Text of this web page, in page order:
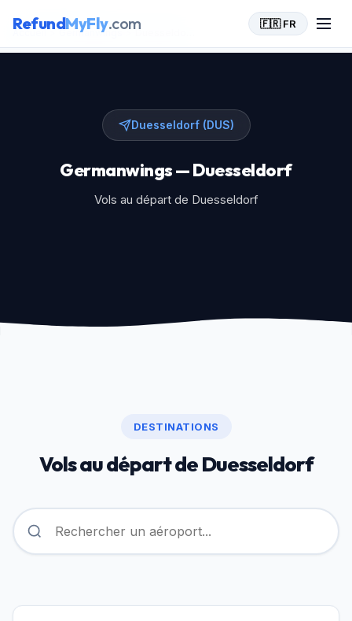
RefundMyFly.com 🇫🇷 FR
Accueil > Germanwings >
Duesseldorf (DUS)
Germanwings — Duesseldorf
Vols au départ de Duesseldorf
DESTINATIONS
Vols au départ de Duesseldorf